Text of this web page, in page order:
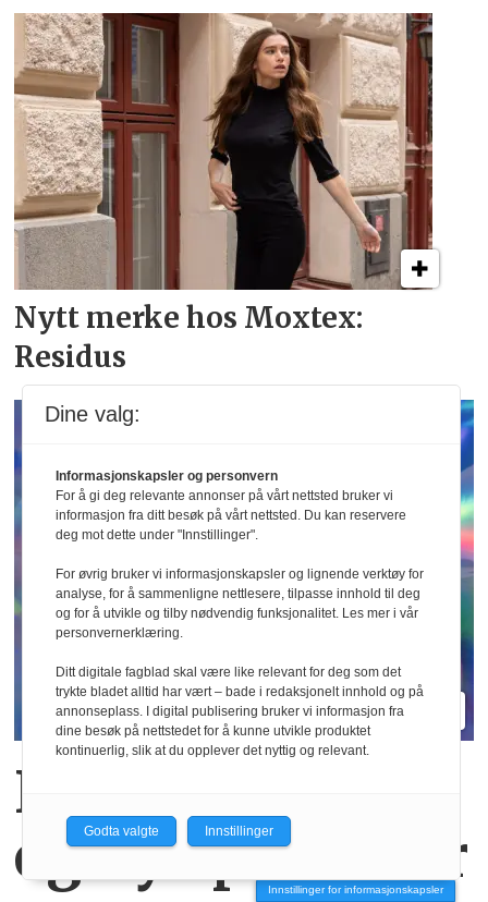
Nytt merke hos Moxtex:
Residus
Nye materialer
og nye positurer
Innstillinger for informasjonskapsler
Dine valg:
Informasjonskapsler og personvern
For å gi deg relevante annonser på vårt nettsted bruker vi
informasjon fra ditt besøk på vårt nettsted. Du kan reservere
deg mot dette under "Innstillinger".
For øvrig bruker vi informasjonskapsler og lignende verktøy for
analyse, for å sammenligne nettlesere, tilpasse innhold til deg
og for å utvikle og tilby nødvendig funksjonalitet. Les mer i vår
personvernerklæring.
Ditt digitale fagblad skal være like relevant for deg som det
trykte bladet alltid har vært – bade i redaksjonelt innhold og på
annonseplass. I digital publisering bruker vi informasjon fra
dine besøk på nettstedet for å kunne utvikle produktet
kontinuerlig, slik at du opplever det nyttig og relevant.
Godta valgte Innstillinger